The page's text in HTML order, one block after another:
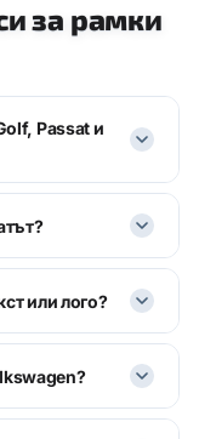
за рамки
Passat и
или лого?